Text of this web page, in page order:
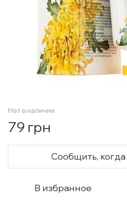
Нет в наличии
79 грн
Сообщить, когда
В избранное